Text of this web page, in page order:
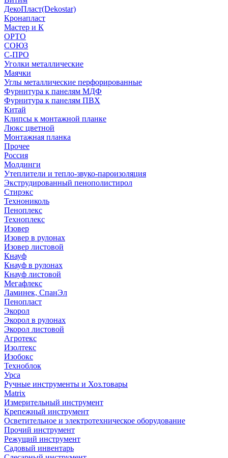
ДекоПласт(Dekostar)
Кронапласт
Мастер и К
ОРТО
СОЮЗ
С-ПРО
Уголки металлические
Маячки
Углы металлические перфорированные
Фурнитура к панелям МДФ
Фурнитура к панелям ПВХ
Китай
Клипсы к монтажной планке
Люкс цветной
Монтажная планка
Прочее
Россия
Молдинги
Утеплители и тепло-звуко-пароизоляция
Экструдированный пенополистирол
Стирэкс
Технониколь
Пеноплекс
Техноплекс
Изовер
Изовер в рулонах
Изовер листовой
Кнауф
Кнауф в рулонах
Кнауф листовой
Мегафлекс
Ламинек, СпанЭл
Пенопласт
Экорол
Экорол в рулонах
Экорол листовой
Агротекс
Изолтекс
Изобокс
Техноблок
Урса
Ручные инструменты и Хоз.товары
Matrix
Измерительный инструмент
Крепежный инструмент
Осветительное и электротехническое оборудование
Прочий инструмент
Режущий инструмент
Садовый инвентарь